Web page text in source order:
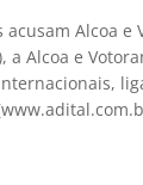
Alcoa e
a Alcoa e